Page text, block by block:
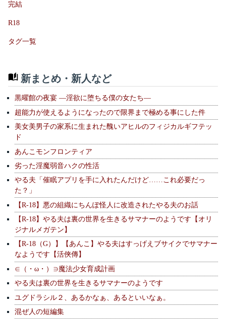
完結
R18
タグ一覧
新まとめ・新人など
黒曜館の夜宴 —淫欲に堕ちる僕の女たち—
超能力が使えるようになったので限界まで極める事にした件
美女美男子の家系に生まれた醜いアヒルのフィジカルギフテッ
ド
あんこモンフロンティア
劣った淫魔弱音ハクの性活
やる夫「催眠アプリを手に入れたんだけど……これ必要だっ
た？」
【R-18】悪の組織にちんぽ怪人に改造されたやる夫のお話
【R-18】やる夫は裏の世界を生きるサマナーのようです【オリ
ジナルメガテン】
【R-18（G）】【あんこ】やる夫はすっげえブサイクでサマナー
なようです【活俠傳】
∈（・ω・）∋魔法少女育成計画
やる夫は裏の世界を生きるサマナーのようです
ユグドラシル２、あるかなぁ、あるといいなぁ。
混ぜ人の短編集